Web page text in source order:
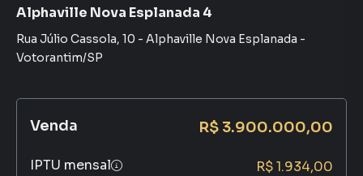
Alphaville Nova Esplanada 4
Rua Júlio Cassola, 10 - Alphaville Nova Esplanada -
Votorantim/SP
Venda R$ 3.900.000,00
IPTU mensal R$ 1.934,00